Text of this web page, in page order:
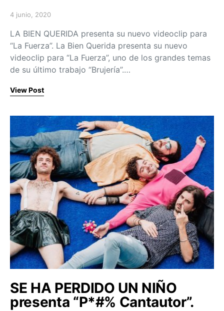
Posted on
4 junio, 2020
LA BIEN QUERIDA presenta su nuevo videoclip para
“La Fuerza”. La Bien Querida presenta su nuevo
videoclip para “La Fuerza”, uno de los grandes temas
de su último trabajo “Brujería”.…
View Post
SE HA PERDIDO UN NIÑO
presenta “P*#% Cantautor”.